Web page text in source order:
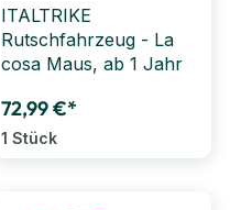
ITALTRIKE
Rutschfahrzeug - La
cosa Maus, ab 1 Jahr
72,99 €*
1 Stück